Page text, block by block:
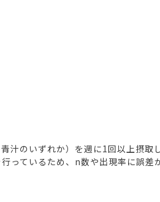
汁のいずれか）を週に1回以上摂
ているため、n数や出現率に誤差